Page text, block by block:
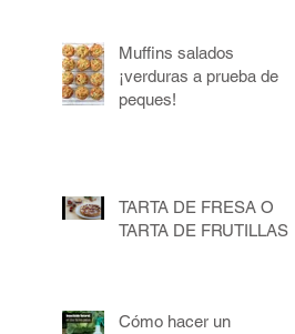
Muffins salados
¡verduras a prueba de
peques!
TARTA DE FRESA O
TARTA DE FRUTILLAS
Cómo hacer un